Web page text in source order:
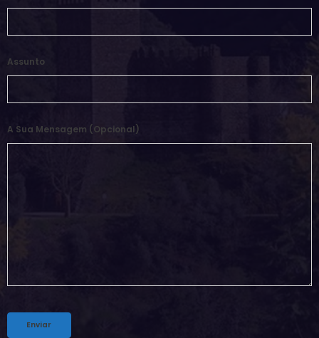
Assunto
A Sua Mensagem (opcional)